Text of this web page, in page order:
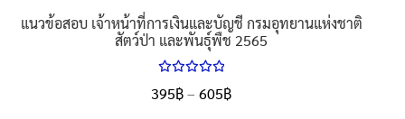
แนวข้อสอบ เจ้าหน้าที่การเงินและบัญชี กรมอุทยานแห่งชาติ
สัตว์ป่า และพันธุ์พืช 2565
5.00
ตั้งแต่
395฿– 605฿Price